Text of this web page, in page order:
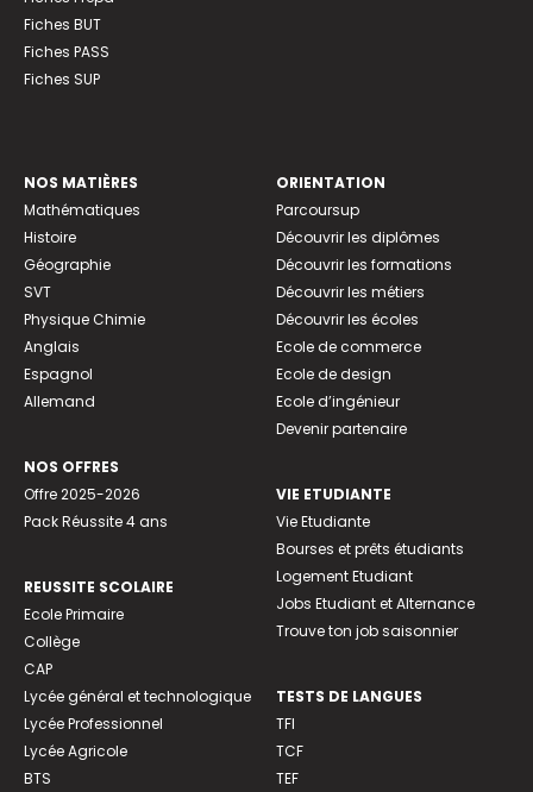
Fiches BUT
Fiches PASS
Fiches SUP
NOS MATIÈRES
Mathématiques
Histoire
Géographie
SVT
Physique Chimie
Anglais
Espagnol
Allemand
NOS OFFRES
Offre 2025-2026
Pack Réussite 4 ans
REUSSITE SCOLAIRE
Ecole Primaire
Collège
CAP
Lycée général et technologique
Lycée Professionnel
Lycée Agricole
BTS
ORIENTATION
Parcoursup
Découvrir les diplômes
Découvrir les formations
Découvrir les métiers
Découvrir les écoles
Ecole de commerce
Ecole de design
Ecole d’ingénieur
Devenir partenaire
VIE ETUDIANTE
Vie Etudiante
Bourses et prêts étudiants
Logement Etudiant
Jobs Etudiant et Alternance
Trouve ton job saisonnier
TESTS DE LANGUES
TFI
TCF
TEF